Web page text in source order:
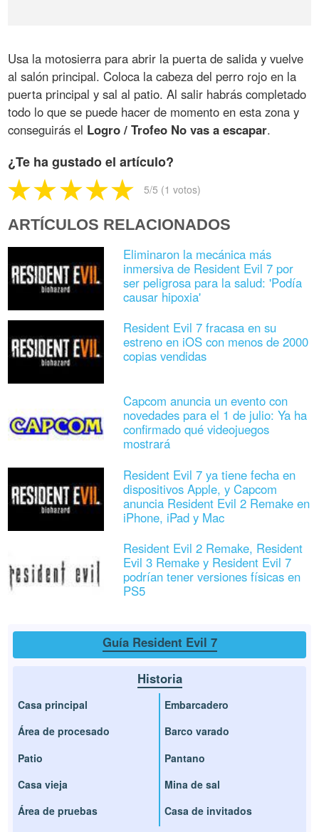
Usa la motosierra para abrir la puerta de salida y vuelve
al salón principal. Coloca la cabeza del perro rojo en la
puerta principal y sal al patio. Al salir habrás completado
todo lo que se puede hacer de momento en esta zona y
conseguirás el Logro / Trofeo No vas a escapar.
¿Te ha gustado el artículo?
5/5 (1 votos)
ARTÍCULOS RELACIONADOS
Eliminaron la mecánica más
inmersiva de Resident Evil 7 por
ser peligrosa para la salud: 'Podía
causar hipoxia'
Resident Evil 7 fracasa en su
estreno en iOS con menos de 2000
copias vendidas
Capcom anuncia un evento con
novedades para el 1 de julio: Ya ha
confirmado qué videojuegos
mostrará
Resident Evil 7 ya tiene fecha en
dispositivos Apple, y Capcom
anuncia Resident Evil 2 Remake en
iPhone, iPad y Mac
Resident Evil 2 Remake, Resident
Evil 3 Remake y Resident Evil 7
podrían tener versiones físicas en
PS5
Guía Resident Evil 7
Historia
Casa principal
Área de procesado
Patio
Casa vieja
Área de pruebas
Embarcadero
Barco varado
Pantano
Mina de sal
Casa de invitados